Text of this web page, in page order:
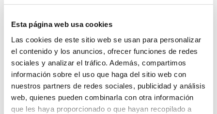
Esta página web usa cookies
Las cookies de este sitio web se usan para personalizar
el contenido y los anuncios, ofrecer funciones de redes
sociales y analizar el tráfico. Además, compartimos
información sobre el uso que haga del sitio web con
nuestros partners de redes sociales, publicidad y análisis
web, quienes pueden combinarla con otra información
que les haya proporcionado o que hayan recopilado a
¿Has olvidado tu contraseña?